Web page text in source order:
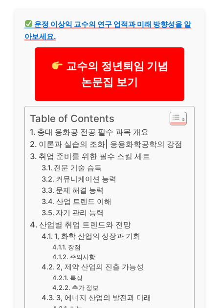
운정 이상익 교수의 연구 업적과 미래 방향성을 알
아보세요.
교수의 정년퇴임 기념
논문집 보기
Table of Contents
충대 응화공 전공 필수 과목 개요
이론과 실습의 조화| 응용화학공학의 강점
취업 준비를 위한 필수 스킬 세트
전문 기술 습득
커뮤니케이션 능력
문제 해결 능력
산업 트렌드 이해
자기 관리 능력
산업별 취업 트렌드와 전망
1, 화학 산업의 성장과 기회
장점
주의사항
2, 제약 산업의 진출 가능성
특징
추가 정보
3, 에너지 산업의 발전과 미래